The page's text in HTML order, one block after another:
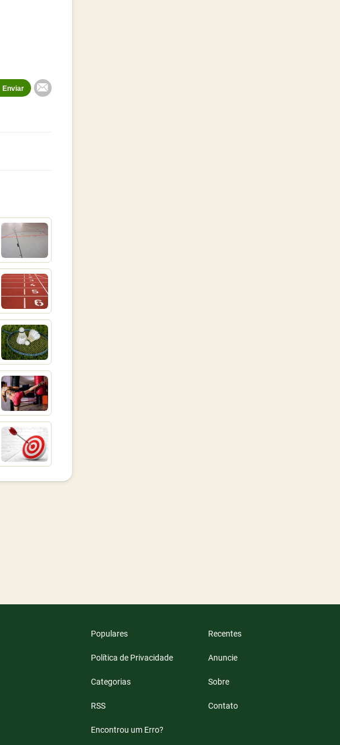
Enviar
Populares Recentes
Política de Privacidade Anuncie
Categorias Sobre
RSS Contato
Encontrou um Erro?